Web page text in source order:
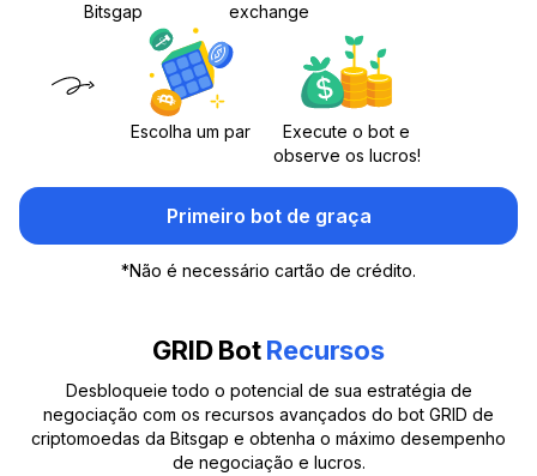
Bitsgap
exchange
Escolha um par
Execute o bot e
observe os lucros!
Primeiro bot de graça
*Não é necessário cartão de crédito.
GRID BotRecursos
Desbloqueie todo o potencial de sua estratégia de
negociação com os recursos avançados do bot GRID de
criptomoedas da Bitsgap e obtenha o máximo desempenho
de negociação e lucros.